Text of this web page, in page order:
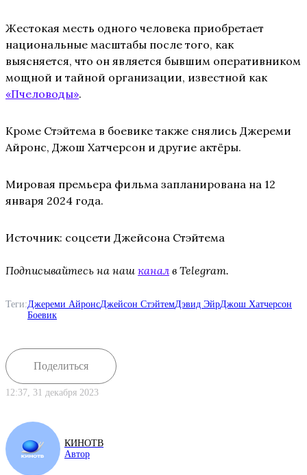
Жестокая месть одного человека приобретает
национальные масштабы после того, как
выясняется, что он является бывшим оперативником
мощной и тайной организации, известной как
«Пчеловоды».
Кроме Стэйтема в боевике также снялись Джереми
Айронс, Джош Хатчерсон и другие актёры.
Мировая премьера фильма запланирована на 12
января 2024 года.
Источник: соцсети Джейсона Стэйтема
Подписывайтесь на наш канал в Telegram.
Теги:Джереми АйронсДжейсон СтэйтемДэвид ЭйрДжош Хатчерсон
Боевик
Поделиться
12:37, 31 декабря 2023
КИНОТВ
Автор